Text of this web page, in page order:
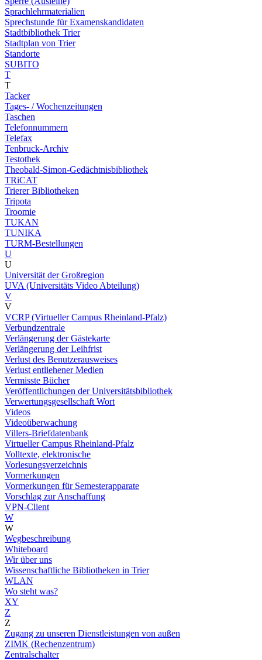
Sprachlehrmaterialien
Sprechstunde für Examenskandidaten
Stadtbibliothek Trier
Stadtplan von Trier
Standorte
SUBITO
T
T
Tacker
Tages- / Wochenzeitungen
Taschen
Telefonnummern
Telefax
Tenbruck-Archiv
Testothek
Theobald-Simon-Gedächtnisbibliothek
TRiCAT
Trierer Bibliotheken
Tripota
Troomie
TUKAN
TUNIKA
TURM-Bestellungen
U
U
Universität der Großregion
UVA (Universitäts Video Abteilung)
V
V
VCRP (Virtueller Campus Rheinland-Pfalz)
Verbundzentrale
Verlängerung der Gästekarte
Verlängerung der Leihfrist
Verlust des Benutzerausweises
Verlust entliehener Medien
Vermisste Bücher
Veröffentlichungen der Universitätsbibliothek
Verwertungsgesellschaft Wort
Videos
Videoüberwachung
Villers-Briefdatenbank
Virtueller Campus Rheinland-Pfalz
Volltexte, elektronische
Vorlesungsverzeichnis
Vormerkungen
Vormerkungen für Semesterapparate
Vorschlag zur Anschaffung
VPN-Client
W
W
Wegbeschreibung
Whiteboard
Wir über uns
Wissenschaftliche Bibliotheken in Trier
WLAN
Wo steht was?
XY
Z
Z
Zugang zu unseren Dienstleistungen von außen
ZIMK (Rechenzentrum)
Zentralschalter